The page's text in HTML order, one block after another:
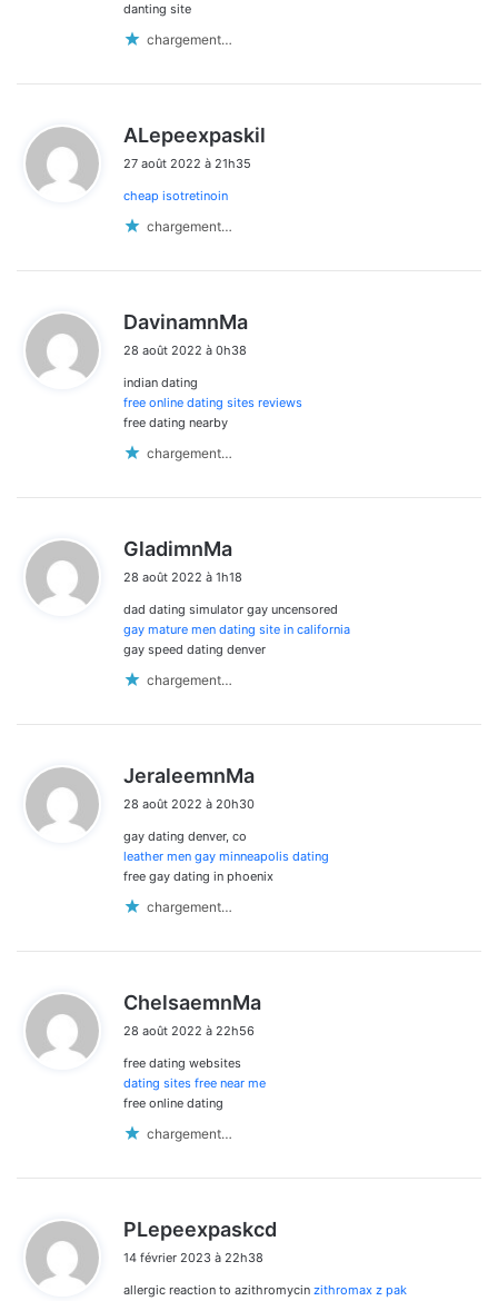
danting site
chargement…
ALepeexpaskil
27 août 2022 à 21h35
cheap isotretinoin
chargement…
DavinamnMa
:
28 août 2022 à 0h38
indian dating
free online dating sites reviews
free dating nearby
chargement…
GladimnMa
t
:
28 août 2022 à 1h18
dad dating simulator gay uncensored
gay mature men dating site in california
gay speed dating denver
chargement…
JeraleemnMa
:
28 août 2022 à 20h30
gay dating denver, co
leather men gay minneapolis dating
free gay dating in phoenix
chargement…
ChelsaemnMa
:
28 août 2022 à 22h56
free dating websites
dating sites free near me
free online dating
chargement…
PLepeexpaskcd
14 février 2023 à 22h38
allergic reaction to azithromycin zithromax z pak